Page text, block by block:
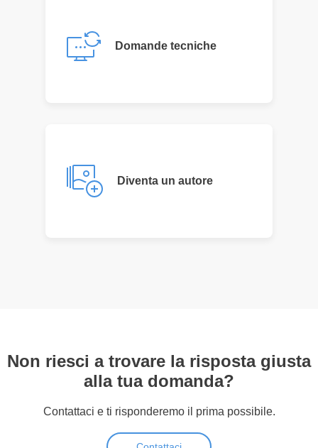
Domande tecniche
Diventa un autore
Non riesci a trovare la risposta giusta
alla tua domanda?
Contattaci e ti risponderemo il prima possibile.